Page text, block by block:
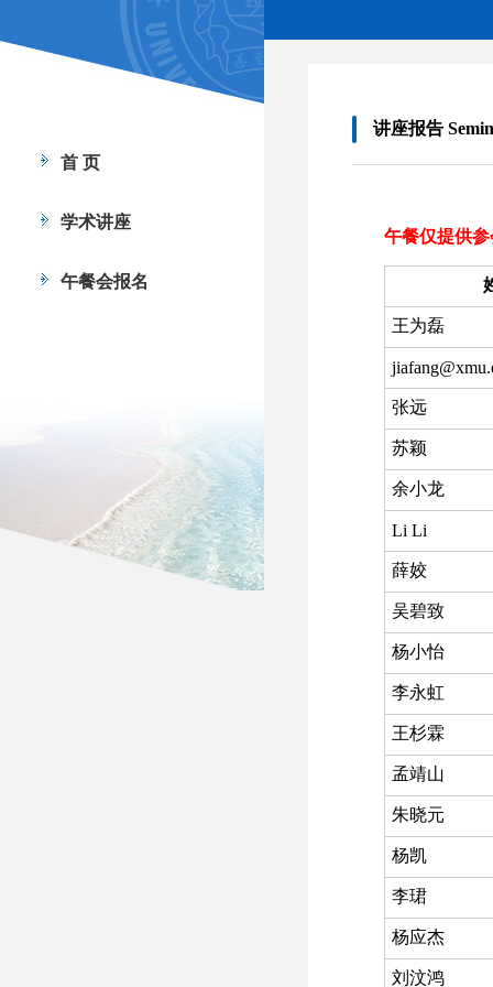
讲座报告
午餐仅提供
王为磊
张远
苏颖
余小龙
Li Li
薛姣
吴碧致
杨小怡
李永虹
王杉霖
孟靖山
朱晓元
杨凯
李珺
杨应杰
刘汶鸿